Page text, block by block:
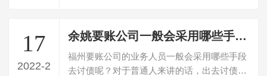
17
2022-2
余姚要账公司一般会采用哪些手段讨债
福州要账公司的业务人员一般会采用哪些手段
去讨债呢？对于普通人来讲的话，出去讨债出